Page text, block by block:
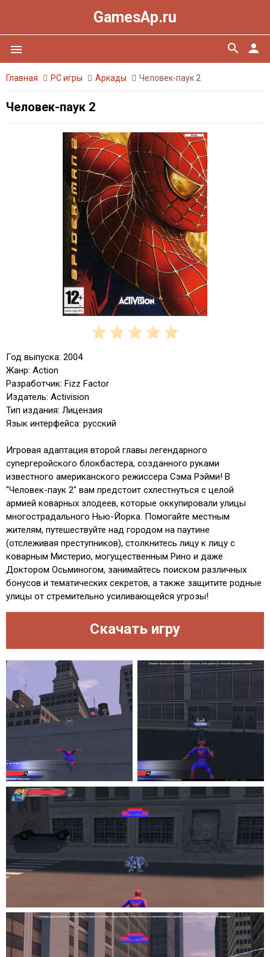
GamesAp.ru
menu person
search
Главная PC игры Аркады Человек-паук 2
Человек-паук 2
Год выпуска: 2004
Жанр: Action
Разработчик: Fizz Factor
Издатель: Activision
Тип издания: Лицензия
Язык интерфейса: русский
Игровая адаптация второй главы легендарного
супергеройского блокбастера, созданного руками
известного американского режиссера Сэма Рэйми! В
"Человек-паук 2" вам предстоит схлестнуться с целой
армией коварных злодеев, которые оккупировали улицы
многострадального Нью-Йорка. Помогайте местным
жителям, путешествуйте над городом на паутине
(отслеживая преступников), столкнитесь лицу к лицу с
коварным Мистерио, могущественным Рино и даже
Доктором Осьминогом, занимайтесь поиском различных
бонусов и тематических секретов, а также защитите родные
улицы от стремительно усиливающейся угрозы!
Скачать игру